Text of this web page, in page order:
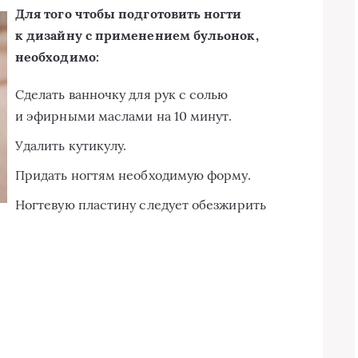
Для того чтобы подготовить ногти
к дизайну с применением бульонок,
необходимо:
Сделать ванночку для рук с солью
и эфирными маслами на 10 минут.
Удалить кутикулу.
Придать ногтям необходимую форму.
Ногтевую пластину следует обезжирить